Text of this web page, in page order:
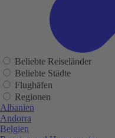
Beliebte Reiseländer
Beliebte Städte
Flughäfen
Regionen
Albanien
Andorra
Belgien